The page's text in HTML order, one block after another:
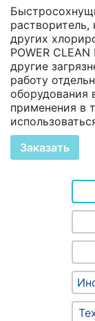
растворитель,
других
POWER
другие
работу
оборудования
применения в
Заказать